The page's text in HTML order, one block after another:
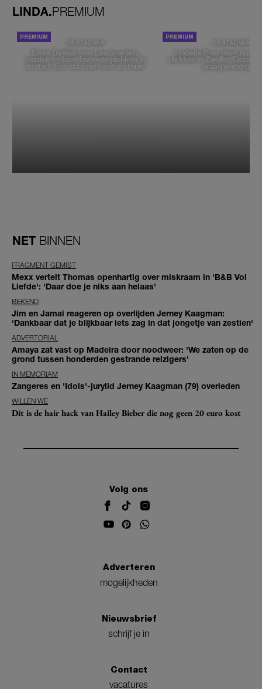
LINDA.PREMIUM
DE STAD VAN
Elske DeWall over Leeuwarden,
muziek en haar favoriete plekken in
de stad: 'Een stad die voelt als thuis'
DE STAD VAN
Isabelle Boer deelt haar
plekken in Zwolle: 'Deze
graag verborgen'
NET BINNEN
FRAGMENT GEMIST
Mexx vertelt Thomas openhartig over miskraam in 'B&B Vol
Liefde': 'Daar doe je niks aan helaas'
BEKEND
Jim en Jamai reageren op overlijden Jerney Kaagman:
'Dankbaar dat je blijkbaar iets zag in dat jongetje van zestien'
ADVERTORIAL
Amaya zat vast op Madeira door noodweer: 'We zaten op de
grond tussen honderden gestrande reizigers'
IN MEMORIAM
Zangeres en 'Idols'-jurylid Jerney Kaagman (79) overleden
WILLEN WE
Dít is de hair hack van Hailey Bieber die nog geen 20 euro kost
Volg ons
Adverteren
mogelijkheden
Nieuwsbrief
schrijf je in
Contact
vacatures